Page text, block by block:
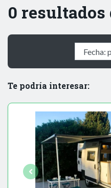
0 resultados
Te podría interesar: